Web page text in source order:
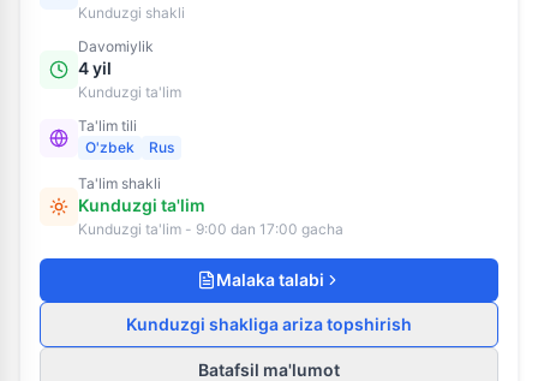
Kunduzgi shakli
Davomiylik
4 yil
Kunduzgi ta'lim
Ta'lim tili
O'zbek
Rus
Ta'lim shakli
Kunduzgi ta'lim
Kunduzgi ta'lim - 9:00 dan 17:00 gacha
Malaka talabi
Kunduzgi shakliga ariza topshirish
Batafsil ma'lumot